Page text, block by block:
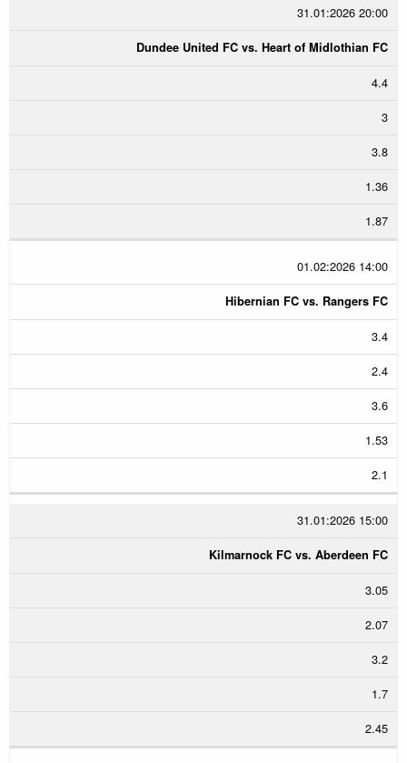
31.01:2026 20:00
Dundee United FC vs. Heart of Midlothian FC
4.4
3
3.8
1.36
1.87
01.02:2026 14:00
Hibernian FC vs. Rangers FC
3.4
2.4
3.6
1.53
2.1
31.01:2026 15:00
Kilmarnock FC vs. Aberdeen FC
3.05
2.07
3.2
1.7
2.45